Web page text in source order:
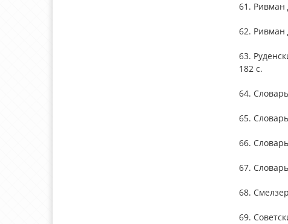
61. Ривман
62. Ривман
63.
182 с.
64.
65.
66.
67.
68.
69.